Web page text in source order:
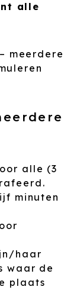
alle
meerdere
alle (3
minuten
haar
waar de
plaats